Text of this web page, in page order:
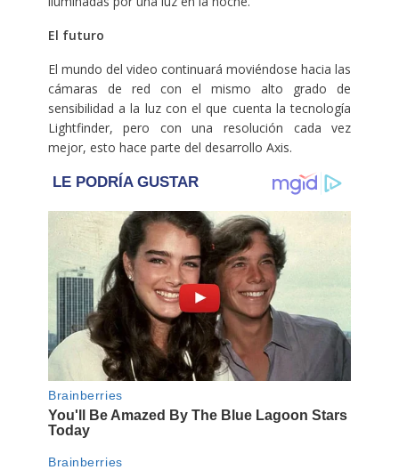
El futuro
El mundo del video continuará moviéndose hacia las
cámaras de red con el mismo alto grado de
sensibilidad a la luz con el que cuenta la tecnología
Lightfinder, pero con una resolución cada vez
mejor, esto hace parte del desarrollo Axis.